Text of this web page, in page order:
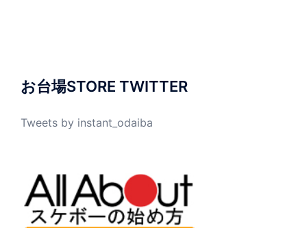
お台場STORE TWITTER
Tweets by instant_odaiba